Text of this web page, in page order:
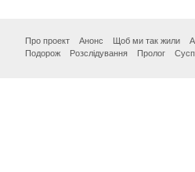
Про проект Анонс Щоб ми так жили
Подорож
Розслідування Пролог